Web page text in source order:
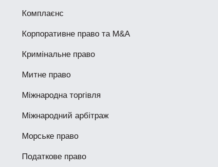
Комплаєнс
Корпоративне право та M&A
Кримінальне право
Митне право
Міжнародна торгівля
Міжнародний арбітраж
Морське право
Податкове право